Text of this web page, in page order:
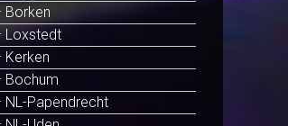
Borken
Loxstedt
Kerken
Bochum
NL-Papendrecht